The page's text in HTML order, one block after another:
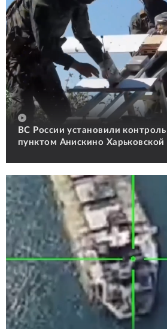
ВС России установили
пунктом Анискино Харьковской